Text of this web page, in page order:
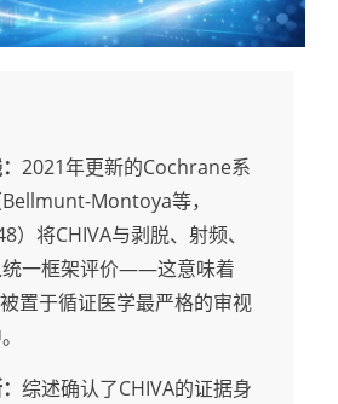
2021年更新的Cochrane系
Montoya等，
）将CHIVA与剥脱、射频、
统一框架评价——这意味着
置于循证医学最严格的审视
综述确认了CHIVA的证据身